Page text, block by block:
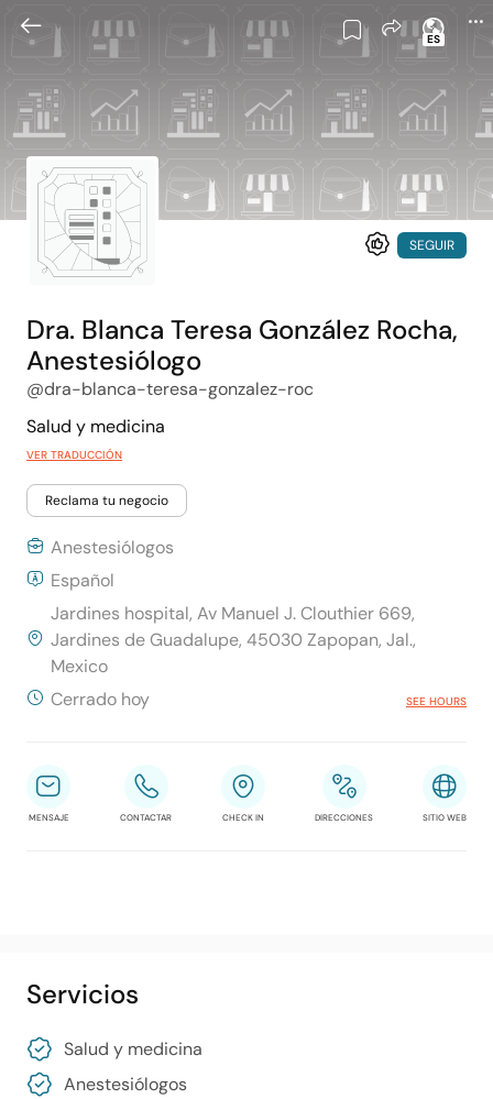
ES
SEGUIR
Dra. Blanca Teresa González Rocha,
Anestesiólogo
@dra-blanca-teresa-gonzalez-roc
Salud y medicina
VER TRADUCCIÓN
Reclama tu negocio
Anestesiólogos
Español
Jardines hospital, Av Manuel J. Clouthier 669,
Jardines de Guadalupe, 45030 Zapopan, Jal.,
Mexico
Cerrado hoy
SEE HOURS
MENSAJE CONTACTAR CHECK IN DIRECCIONES SITIO WEB
Servicios
Salud y medicina
Anestesiólogos